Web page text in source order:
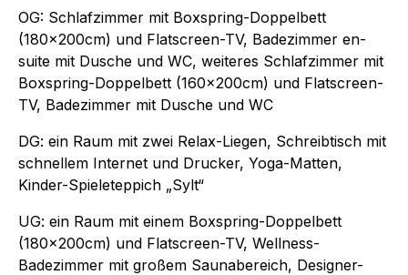
OG: Schlafzimmer mit Boxspring-Doppelbett
(180x200cm) und Flatscreen-TV, Badezimmer en-
suite mit Dusche und WC, weiteres Schlafzimmer mit
Boxspring-Doppelbett (160x200cm) und Flatscreen-
TV, Badezimmer mit Dusche und WC
DG: ein Raum mit zwei Relax-Liegen, Schreibtisch mit
schnellem Internet und Drucker, Yoga-Matten,
Kinder-Spieleteppich „Sylt“
UG: ein Raum mit einem Boxspring-Doppelbett
(180x200cm) und Flatscreen-TV, Wellness-
Badezimmer mit großem Saunabereich, Designer-